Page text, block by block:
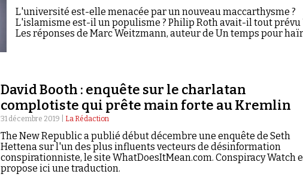
L'université est-elle menacée par un nouveau maccarthysme ?
L'islamisme est-il un populisme ? Philip Roth avait-il tout prévu
Les réponses de Marc Weitzmann, auteur de Un temps pour
David Booth : enquête sur le charlatan
complotiste qui prête main forte au Kremlin
31 décembre 2019 | La Rédaction
The New Republic a publié début décembre une enquête de Seth
Hettena sur l'un des plus influents vecteurs de désinformation
conspirationniste, le site WhatDoesItMean.com. Conspiracy Watch
propose ici une traduction.